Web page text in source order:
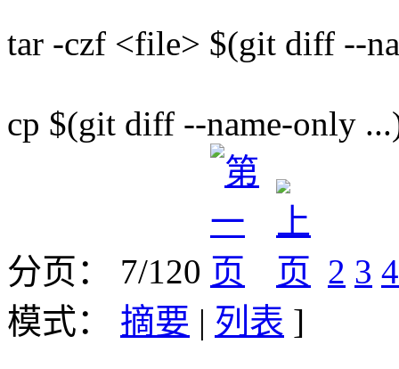
tar -czf <file> $(git diff --
cp $(git diff --name-only
分页： 7/120 2 3 4
模式： 摘要 | 列表 ]